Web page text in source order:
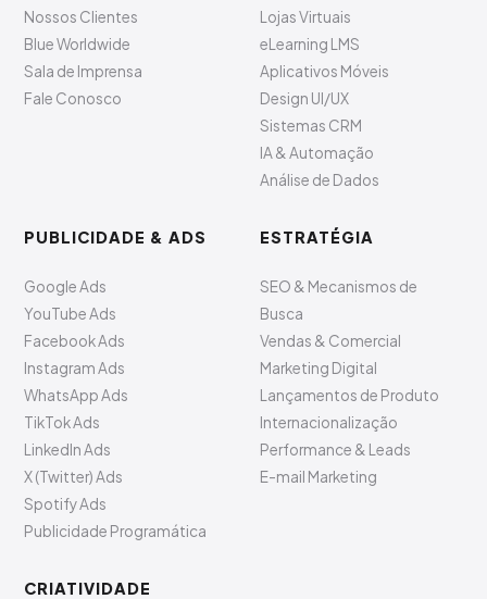
Nossos Clientes
Blue Worldwide
Sala de Imprensa
Fale Conosco
Lojas Virtuais
eLearning LMS
Aplicativos Móveis
Design UI/UX
Sistemas CRM
IA & Automação
Análise de Dados
PUBLICIDADE & ADS
Google Ads
YouTube Ads
Facebook Ads
Instagram Ads
WhatsApp Ads
TikTok Ads
LinkedIn Ads
X (Twitter) Ads
Spotify Ads
Publicidade Programática
ESTRATÉGIA
SEO & Mecanismos de
Busca
Vendas & Comercial
Marketing Digital
Lançamentos de Produto
Internacionalização
Performance & Leads
E-mail Marketing
CRIATIVIDADE